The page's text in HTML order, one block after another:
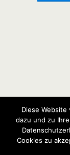
Diese
dazu und zu
Cookies zu